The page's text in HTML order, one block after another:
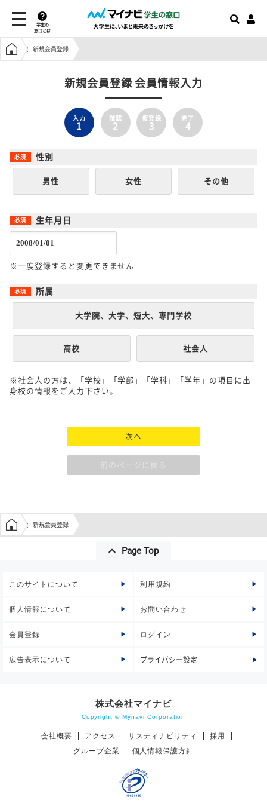
学生の
窓口とは
学生の窓口トップ
新規会員登録
新規会員登録 会員情報入力
入力
1
確認
2
仮登録
3
完了
4
性別
男性 女性 その他
生年月日
※一度登録すると変更できません
所属
大学院、大学、短大、専門学校
高校 社会人
※社会人の方は、「学校」「学部」「学科」「学年」の項目に出
身校の情報をご入力下さい。
次へ
前のページに戻る
学生の窓口トップ
新規会員登録
Page Top
このサイトについて 利用規約
個人情報について お問い合わせ
会員登録 ログイン
広告表示について プライバシー設定
株式会社マイナビ
Copyright © Mynavi Corporation
会社概要 アクセス サスティナビリティ
採用
グループ企業
個人情報保護方針